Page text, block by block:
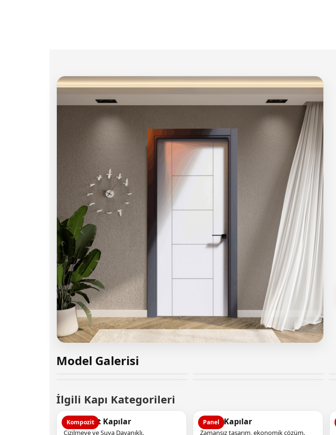
Model Galerisi
İlgili Kapı Kategorileri
Kompozit
Kompozit Kapılar
Çizilmeye ve Suya Dayanıklı.
Panel
Panel Kapılar
Zamansız tasarım, ekonomik çözüm.